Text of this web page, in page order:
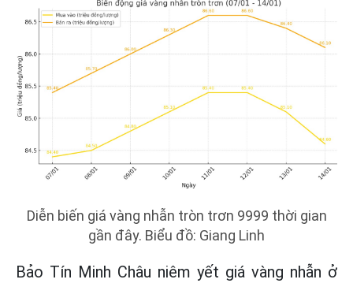
Diễn biến giá vàng nhẫn tròn trơn 9999 thời gian
gần đây. Biểu đồ: Giang Linh
Bảo Tín Minh Châu niêm yết giá vàng nhẫn ở